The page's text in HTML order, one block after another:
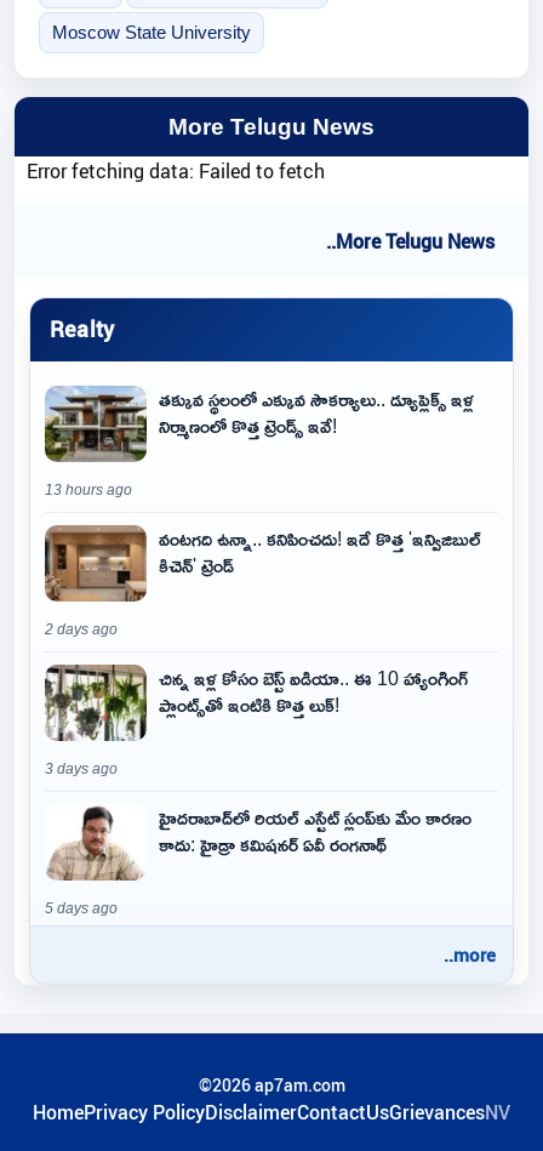
Moscow State University
More Telugu News
Error fetching data: Failed to fetch
..More Telugu News
Realty
తక్కువ స్థలంలో ఎక్కువ సౌకర్యాలు.. డ్యూప్లెక్స్ ఇళ్ల
నిర్మాణంలో కొత్త ట్రెండ్స్ ఇవే!
13 hours ago
వంటగది ఉన్నా.. కనిపించదు! ఇదే కొత్త 'ఇన్విజిబుల్
కిచెన్' ట్రెండ్
2 days ago
చిన్న ఇళ్ల కోసం బెస్ట్ ఐడియా.. ఈ 10 హ్యాంగింగ్
ప్లాంట్స్‌తో ఇంటికి కొత్త లుక్!
3 days ago
హైదరాబాద్‌లో రియల్ ఎస్టేట్ స్లంప్‌కు మేం కారణం
కాదు: హైడ్రా కమిషనర్ ఏవీ రంగనాథ్
5 days ago
..more
©2026 ap7am.com
HomePrivacy PolicyDisclaimerContactUsGrievancesNV